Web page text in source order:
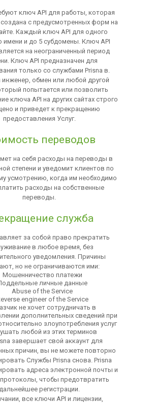
ключ API для работы, которая
с предусмотренных форм на
Каждый ключ API для одного
имени и до 5 субдомены. Ключ API
на неограниченный период
Ключ API предназначен для
только со службами Prisna в.
обмен или любой другой
попытается или позволить
ключа API на других сайтах строго
и приведет к прекращению
предоставления Услуг.
переводов
на себя расходы на переводы в
степени и уведомит клиентов по
усмотрению, когда им необходимо
расходы на собственные
переводы.
служба
за собой право прекратить
в любое время, без
уведомления. Причины
но не ограничиваются ими:
Мошенничество платежи
личные данные
Abuse of the Service
engineer of the Service
не хочет сотрудничать в
дополнительных сведений при
злоупотребления услуг
любой из этих терминов
завершает свой аккаунт для
причин, вы не можете повторно
Службы Prisna снова. Prisna
адреса электронной почты и
чтобы предотвратить
регистрации.
все ключи API и лицензии,